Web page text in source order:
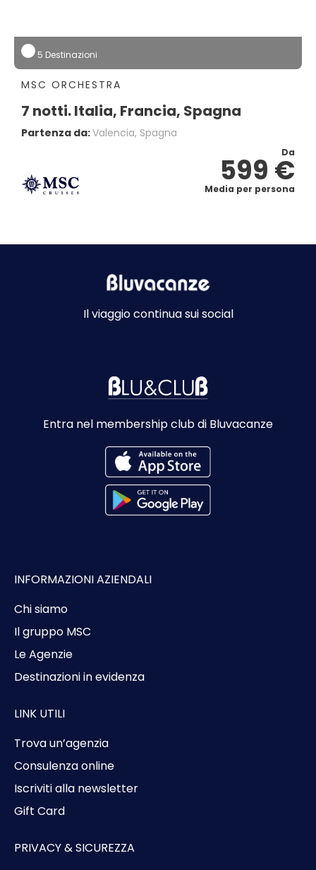
5 Destinazioni
MSC ORCHESTRA
7 notti. Italia, Francia, Spagna
Partenza da:Valencia, Spagna
Da
599 €
Media per persona
Il viaggio continua sui social
Entra nel membership club di Bluvacanze
INFORMAZIONI AZIENDALI
Chi siamo
Il gruppo MSC
Le Agenzie
Destinazioni in evidenza
LINK UTILI
Trova un’agenzia
Consulenza online
Iscriviti alla newsletter
Gift Card
PRIVACY & SICUREZZA